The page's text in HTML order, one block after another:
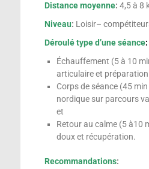
Distance moyenne: 4,5 à 8
Niveau: Loisir–
Déroulé type d’une séance:
Échauffement (5 à 10
articulaire et préparation
Corps de séance (45
nordique sur parcours
et
Retour au calme (5 à10
doux et récupération.
Recommandations: